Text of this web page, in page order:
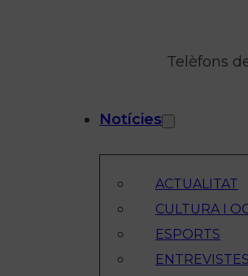
Telèfons
Notícies
ACTUALITAT
CULTURA I
ESPORTS
ENTREVISTES